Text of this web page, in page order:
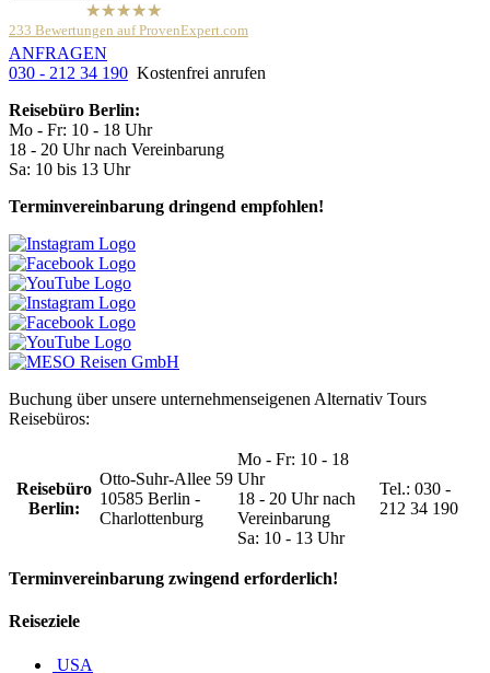
Meso Reisen Reiseveranstalter / Reisebüro
hat4,79von
5Sternen
233 Bewertungen auf ProvenExpert.com
ANFRAGEN
030 - 212 34 190 Kostenfrei anrufen
Reisebüro Berlin:
Mo - Fr: 10 - 18 Uhr
18 - 20 Uhr nach Vereinbarung
Sa: 10 bis 13 Uhr
Terminvereinbarung dringend empfohlen!
Buchung über unsere unternehmenseigenen Alternativ Tours
Reisebüros:
Reisebüro
Berlin:
Otto-Suhr-Allee 59
10585 Berlin -
Charlottenburg
Mo - Fr: 10 - 18
Uhr
18 - 20 Uhr nach
Vereinbarung
Sa: 10 - 13 Uhr
Tel.: 030 -
212 34 190
Terminvereinbarung zwingend erforderlich!
Reiseziele
USA